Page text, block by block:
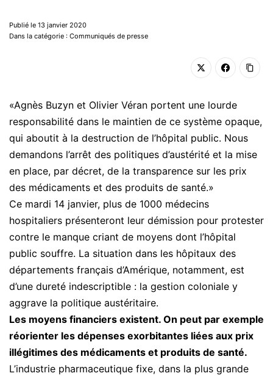
Publié le 13 janvier 2020
Dans la catégorie : Communiqués de presse
«Agnès Buzyn et Olivier Véran portent une lourde
responsabilité dans le maintien de ce système opaque,
qui aboutit à la destruction de l’hôpital public. Nous
demandons l’arrêt des politiques d’austérité et la mise
en place, par décret, de la transparence sur les prix
des médicaments et des produits de santé.»
Ce mardi 14 janvier, plus de 1000 médecins
hospitaliers présenteront leur démission pour protester
contre le manque criant de moyens dont l’hôpital
public souffre. La situation dans les hôpitaux des
départements français d’Amérique, notamment, est
d’une dureté indescriptible : la gestion coloniale y
aggrave la politique austéritaire.
Les moyens financiers existent. On peut par exemple
réorienter les dépenses exorbitantes liées aux prix
illégitimes des médicaments et produits de santé.
L’industrie pharmaceutique fixe, dans la plus grande